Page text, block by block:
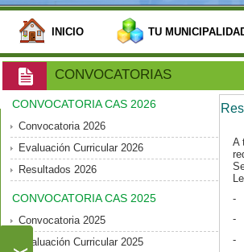
INICIO TU
CONVOCATORIAS
CONVOCATORIA CAS 2026
Convocatoria 2026
Evaluación Curricular 2026
Resultados 2026
CONVOCATORIA CAS 2025
Convocatoria 2025
Evaluación Curricular 2025
A
-
-
-